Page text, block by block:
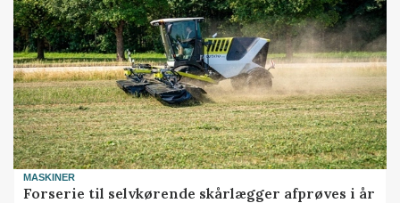
MASKINER
Forserie til selvkørende skårlægger afprøves i år